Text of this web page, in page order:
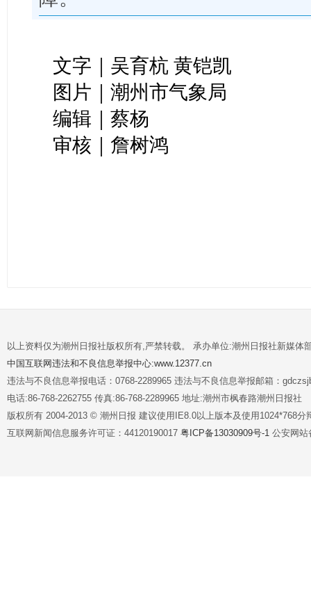
文字｜吴育杭 黄铠凯
图片｜潮州市气象局
编辑｜蔡杨
审核｜詹树鸿
以上资料仅为潮州日报社版权所有,严禁转载。 承办单位:潮州日报社新媒体
中国互联网违法和不良信息举报中心:www.12377.cn
违法与不良信息举报电话：0768-2289965 违法与不良信息举报邮箱：
电话:86-768-2262755 传真:86-768-2289965 地址:潮州市枫春路潮州日报社
版权所有 2004-2013 © 潮州日报 建议使用IE8.0以上版本及使用1024*768分
互联网新闻信息服务许可证：44120190017 粤ICP备13030909号-1 公安网站